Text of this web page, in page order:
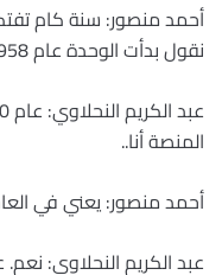
أحمد منصور: سنة كام
نقول بدأت الوحدة عام 1958.
المنصة أنا..
أحمد منصور: يعني في
عبد الكريم النحلاوي: